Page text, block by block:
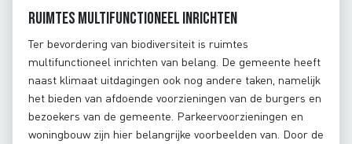
Ruimtes multifunctioneel inrichten
Ter bevordering van biodiversiteit is ruimtes
multifunctioneel inrichten van belang. De gemeente heeft
naast klimaat uitdagingen ook nog andere taken, namelijk
het bieden van afdoende voorzieningen van de burgers en
bezoekers van de gemeente. Parkeervoorzieningen en
woningbouw zijn hier belangrijke voorbeelden van. Door de